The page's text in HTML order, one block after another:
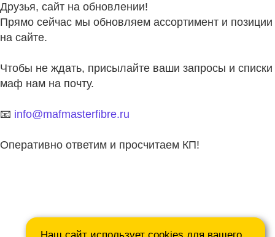
Друзья, сайт на обновлении!
Прямо сейчас мы обновляем ассортимент и позиции
на сайте.
Чтобы не ждать, присылайте ваши запросы и списки
маф нам на почту.
📧 info@mafmasterfibre.ru
Оперативно ответим и просчитаем КП!